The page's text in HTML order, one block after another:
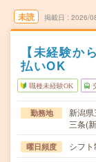
未読 掲載日 2026/
【未経験か
払いOK
職種未経験OK
勤務地
新潟
三条(
曜日頻度 シフト